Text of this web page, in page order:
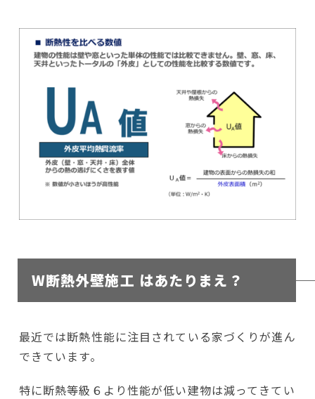
W断熱外壁施工 はあたりまえ？
最近では断熱性能に注目されている家づくりが進ん
できています。
特に断熱等級６より性能が低い建物は減ってきてい